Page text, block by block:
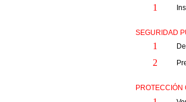
1
SEGURIDAD
1
2
PROTECCIÓN